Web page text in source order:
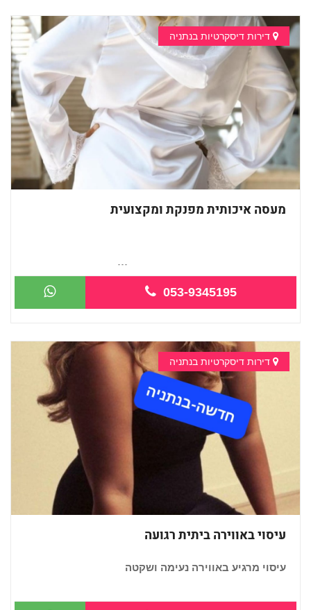
דירות דיסקרטיות בנתניה
מעסה איכותית מפנקת ומקצועית
עיסוי מקצועי ואיכותי ומיוחד פרטי!!!
053-9345195
דירות דיסקרטיות בנתניה
עיסוי באווירה ביתית רגועה
עיסוי מרגיע באווירה נעימה ושקטה